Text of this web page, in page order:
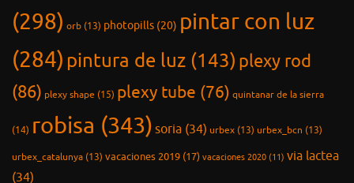
(298) orb (13) photopills (20) pintar con luz
(284) pintura de luz (143) plexy rod
(86) plexy shape (15) plexy tube (76) quintanar de la sierra
(14) robisa (343)soria (34) urbex (13) urbex_bcn (13)
urbex_catalunya (13) vacaciones 2019 (17) vacaciones 2020 (11) via lactea
(34)